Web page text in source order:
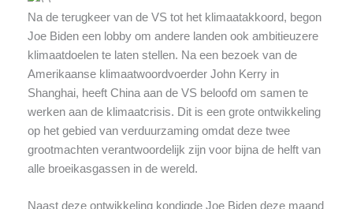
Na de terugkeer van de VS tot het klimaatakkoord, begon
Joe Biden een lobby om andere landen ook ambitieuzere
klimaatdoelen te laten stellen. Na een bezoek van de
Amerikaanse klimaatwoordvoerder John Kerry in
Shanghai, heeft China aan de VS beloofd om samen te
werken aan de klimaatcrisis. Dit is een grote ontwikkeling
op het gebied van verduurzaming omdat deze twee
grootmachten verantwoordelijk zijn voor bijna de helft van
alle broeikasgassen in de wereld.
Naast deze ontwikkeling kondigde Joe Biden deze maand